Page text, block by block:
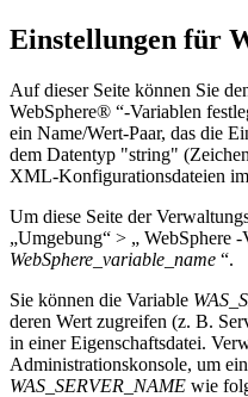
Einstellungen für
Auf dieser Seite können Sie
WebSphere® “-Variablen
ein Name/Wert-Paar, das die
dem Datentyp "string"
XML-Konfigurationsdateien
Um diese Seite der
„Umgebung“ > „ WebSphere
WebSphere_variable_name “.
Sie können die Variable
deren Wert zugreifen (z. B.
in einer Eigenschaftsdatei.
Administrationskonsole, um
WAS_SERVER_NAME wie